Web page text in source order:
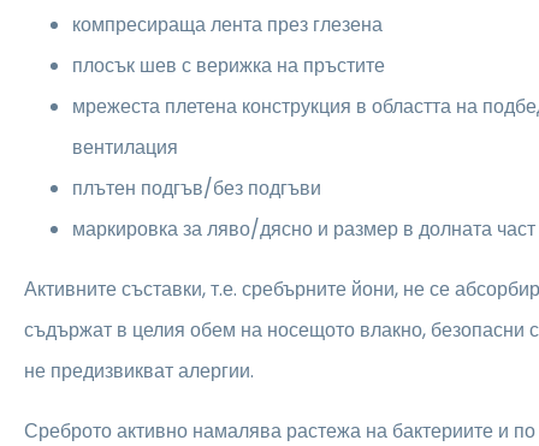
компресираща лента през глезена
плосък шев с верижка на пръстите
мрежеста плетена конструкция в областта на
вентилация
плътен подгъв/без подгъви
маркировка за ляво/дясно и размер в долната
Активните съставки, т.е. сребърните йони, не се
съдържат в целия обем на носещото влакно, безопасни
не предизвикват алергии.
Среброто активно намалява растежа на бактериите и по